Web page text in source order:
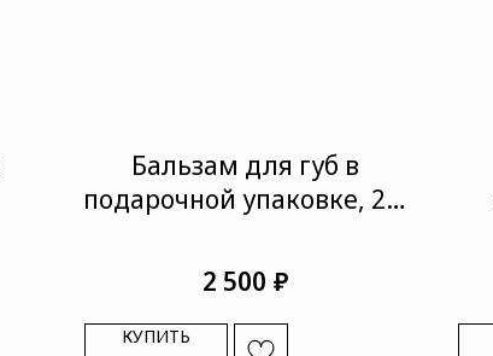
Бальзам для губ в
подарочной упаковке, 2,3
2 500 ₽
КУПИТЬ